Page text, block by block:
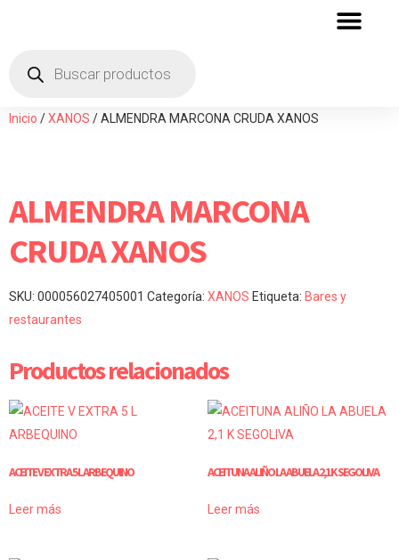
Inicio /XANOS / ALMENDRA MARCONA CRUDA XANOS
ALMENDRA MARCONA
CRUDA XANOS
SKU: 000056027405001 Categoría: XANOS Etiqueta: Bares y
restaurantes
Productos relacionados
ACEITE V EXTRA 5 L ARBEQUINO
Leer más
ACEITUNA ALIÑO LA ABUELA 2,1 K SEGOLIVA
Leer más